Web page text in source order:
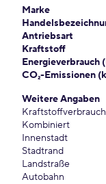
Marke
Antriebsart
Kraftstoff
Energieverbrauch
CO₂-Emissionen
Weitere Angaben
Kraftstoffverbrauch
Kombiniert
Innenstadt
Stadtrand
Landstraße
Autobahn